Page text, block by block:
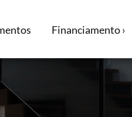
Financiamento ›